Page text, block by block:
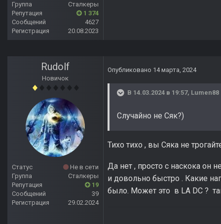
Группа
Сталкеры
Репутация
1 374
Сообщений
4627
Регистрация
20.08.2023
Rudolf
Новичок
Статус
Не в сети
Группа
Сталкеры
Репутация
19
Сообщений
39
Регистрация
29.02.2024
Опубликовано 14 марта, 2024
В 14.03.2024 в 19:57, Lumen88
Случайно не Сяк?)
Тихо тихо , вы Сяка не
Да нет , просто с наскока он
и довольно быстро . Какие
было. Может это в LA DC ?